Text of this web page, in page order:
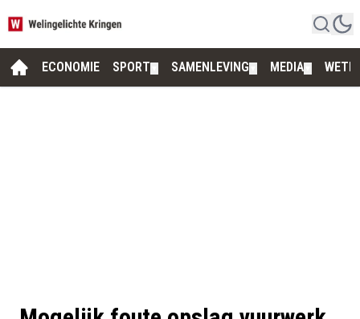
ECONOMIE SPORT SAMENLEVING MEDIA